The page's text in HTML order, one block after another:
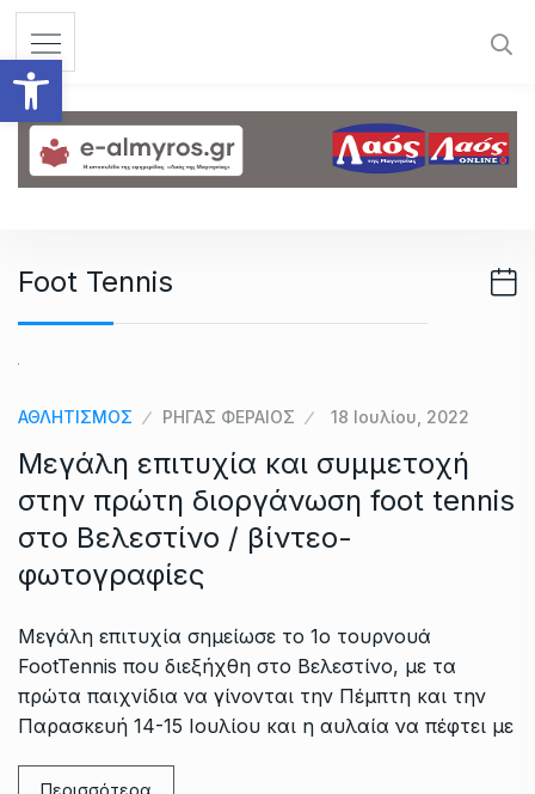
Ανοίξτε τη γραμμή
Foot Tennis
ΑΘΛΗΤΙΣΜΟΣ ΡΗΓΑΣ ΦΕΡΑΙΟΣ 18 Ιουλίου, 2022
Μεγάλη επιτυχία και συμμετοχή
στην πρώτη διοργάνωση foot tennis
στο Βελεστίνο / βίντεο-
φωτογραφίες
Μεγάλη επιτυχία σημείωσε το 1ο τουρνουά
FootTennis που διεξήχθη στο Βελεστίνο, με τα
πρώτα παιχνίδια να γίνονται την Πέμπτη και την
Παρασκευή 14-15 Ιουλίου και η αυλαία να πέφτει με